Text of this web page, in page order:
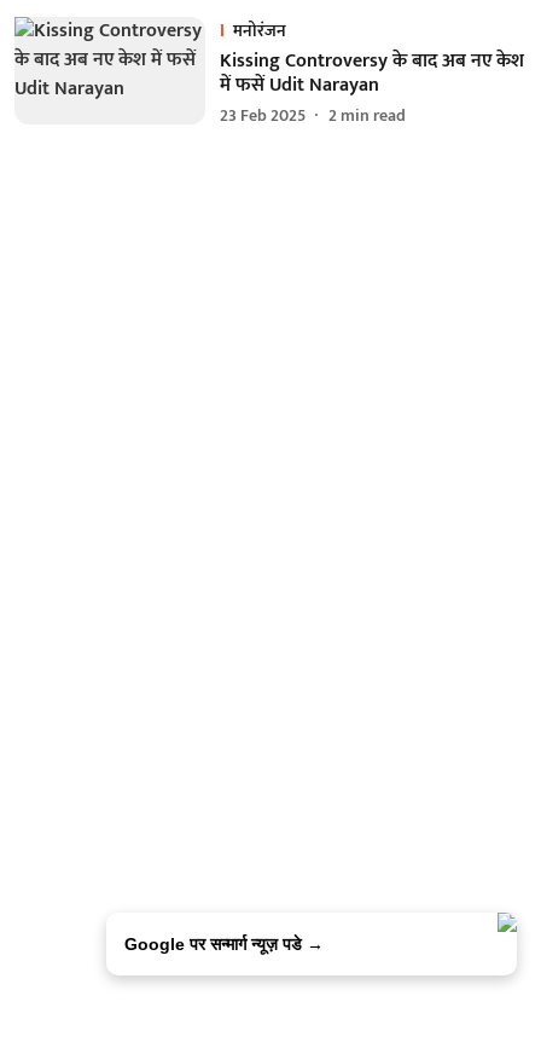
मनोरंजन
Kissing Controversy के बाद अब नए केश
में फसें Udit Narayan
23 Feb 2025 2min read
Google पर सन्मार्ग न्यूज़ पडे →